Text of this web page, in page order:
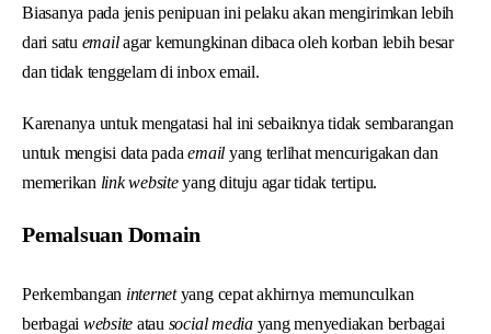
Biasanya pada jenis penipuan ini pelaku akan mengirimkan lebih
dari satu emailagar kemungkinan dibaca oleh korban lebih besar
dan tidak tenggelam di inbox email.
Karenanya untuk mengatasi hal ini sebaiknya tidak sembarangan
untuk mengisi data padaemail yang terlihat mencurigakan dan
memerikan link websiteyang dituju agar tidak tertipu.
Pemalsuan Domain
Perkembangan internetyang cepat akhirnya memunculkan
berbagai website atau social mediayang menyediakan berbagai